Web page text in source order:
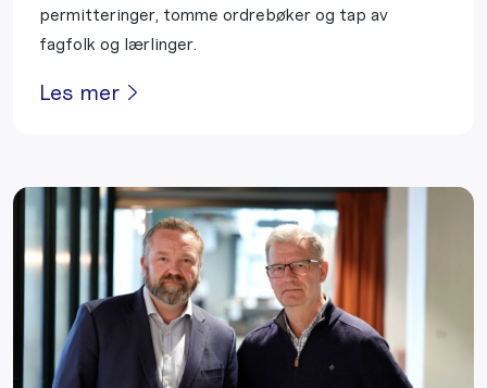
permitteringer, tomme ordrebøker og tap av
fagfolk og lærlinger.
Les mer